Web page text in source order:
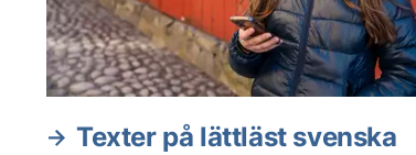
Texter på lättläst svenska